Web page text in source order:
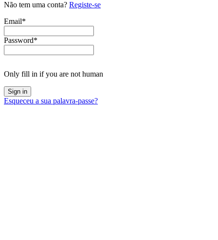
Não tem uma conta? Registe-se
Email*
Password*
Only fill in if you are not human
Esqueceu a sua palavra-passe?